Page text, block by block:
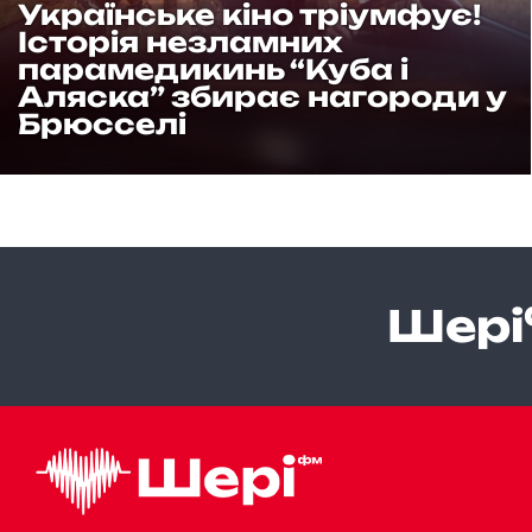
Українське кіно тріумфує!
Історія незламних
парамедикинь “Куба і
Аляска” збирає нагороди у
Брюсселі
Шері